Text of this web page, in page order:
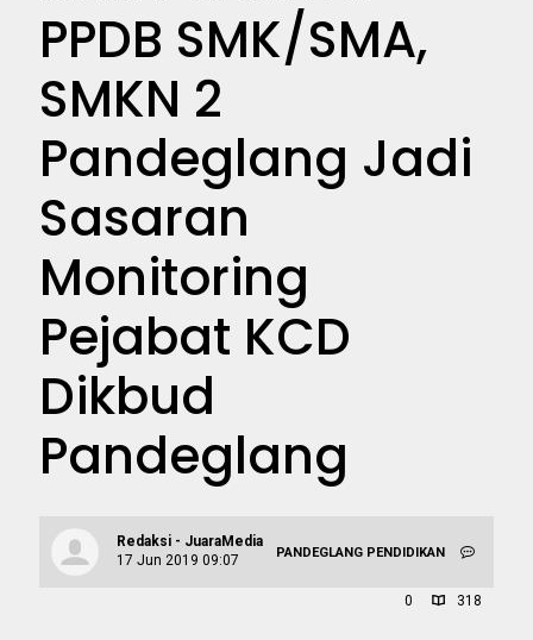
PPDB SMK/SMA,
SMKN 2
Pandeglang Jadi
Sasaran
Monitoring
Pejabat KCD
Dikbud
Pandeglang
Redaksi - JuaraMedia
17 Jun 2019 09:07
PANDEGLANG PENDIDIKAN
0 318